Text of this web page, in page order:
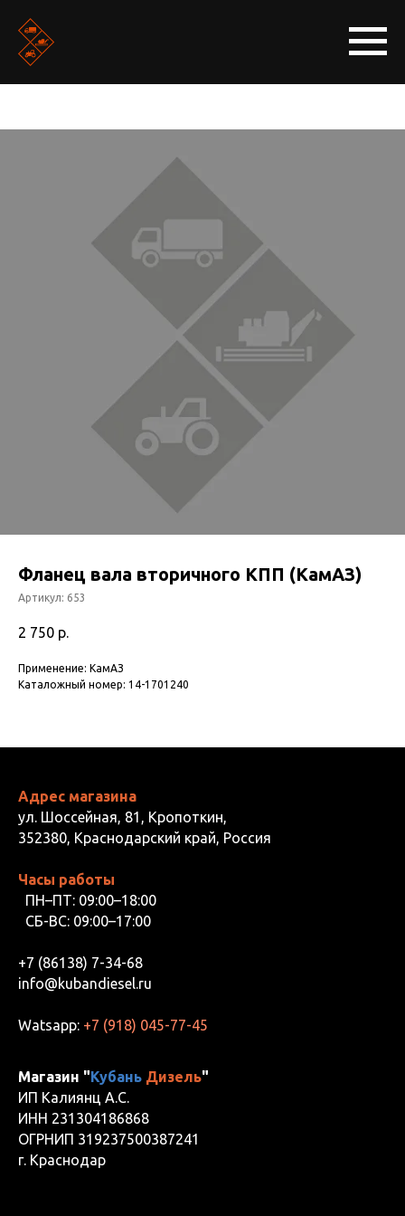
Фланец вала вторичного КПП (КамАЗ)
Артикул: 653
2 750 р.
Применение: КамАЗ
Каталожный номер: 14-1701240
Адрес магазина
ул. Шоссейная, 81, Кропоткин,
352380, Краснодарский край, Россия
Часы работы
ПН–ПТ: 09:00–18:00
СБ-ВС: 09:00–17:00
+7 (86138) 7-34-68
info@kubandiesel.ru
Watsapp: +7 (918) 045-77-45
Магазин "Кубань Дизель"
ИП Калиянц А.С.
ИНН 231304186868
ОГРНИП 319237500387241
г. Краснодар